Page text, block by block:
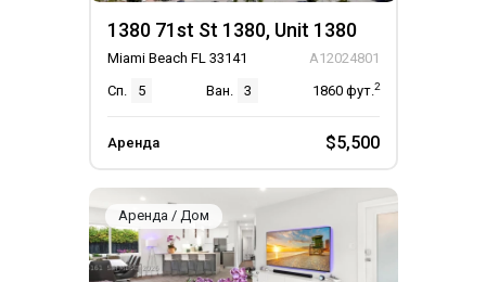
1380 71st St 1380, Unit 1380
Miami Beach FL 33141
A12024801
Сп.
5 Ван. 3 1860 фут.2
Аренда $5,500
Аренда / Дом